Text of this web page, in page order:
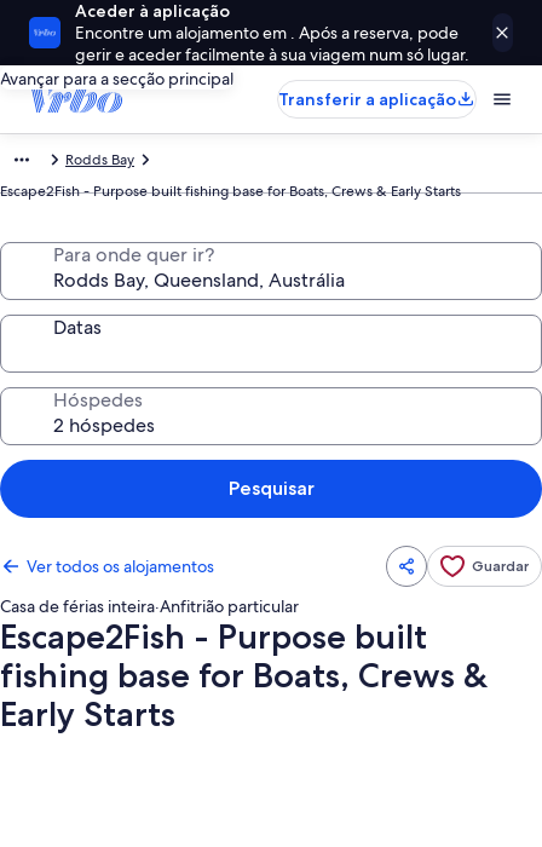
Aceder à aplicação
Encontre um alojamento em . Após a reserva, pode
gerir e aceder facilmente à sua viagem num só lugar.
Avançar para a secção principal
Transferir a aplicação
Rodds Bay
Escape2Fish - Purpose built fishing base for Boats, Crews & Early Starts
Para onde quer ir?
Datas
Hóspedes
Pesquisar
Ver todos os alojamentos Guardar
Casa de férias inteira·Anfitrião particular
Escape2Fish - Purpose built
fishing base for Boats, Crews &
Early Starts